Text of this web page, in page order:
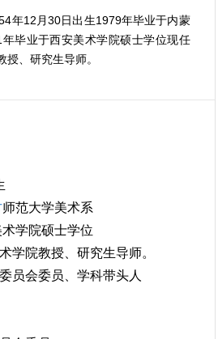
年12月30日出生1979年毕业于内蒙
毕业于西安美术学院硕士学位现任
授、研究生导师。
师范大学美术系
学院硕士学位
学院教授、研究生导师。
员会委员、学科带头人